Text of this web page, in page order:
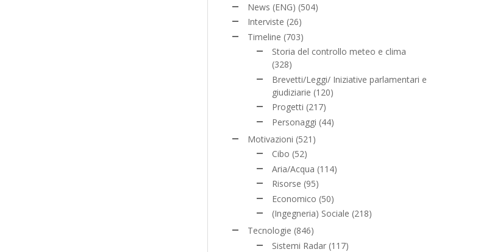
News (ENG) (504)
Interviste (26)
Timeline (703)
Storia del controllo meteo e clima
(328)
Brevetti/Leggi/ Iniziative parlamentari e
giudiziarie (120)
Progetti (217)
Personaggi (44)
Motivazioni (521)
Cibo (52)
Aria/Acqua (114)
Risorse (95)
Economico (50)
(Ingegneria) Sociale (218)
Tecnologie (846)
Sistemi Radar (117)